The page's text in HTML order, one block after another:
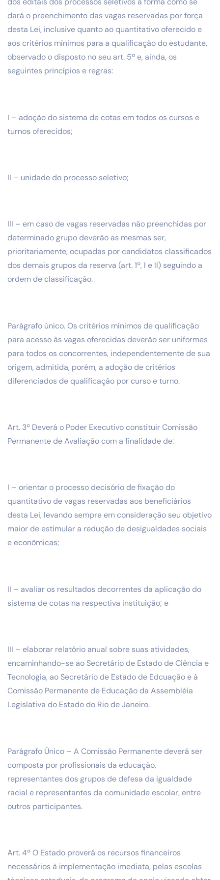
dará o preenchimento das vagas reservadas por força
desta Lei, inclusive quanto ao quantitativo oferecido e
aos critérios mínimos para a qualificação do estudante,
observado o disposto no seu art. 5º e, ainda, os
seguintes princípios e regras:
I – adoção do sistema de cotas em todos os cursos e
turnos oferecidos;
II – unidade do processo seletivo;
III – em caso de vagas reservadas não preenchidas por
determinado grupo deverão as mesmas ser,
prioritariamente, ocupadas por candidatos classificados
dos demais grupos da reserva (art. 1º, I e II) seguindo a
ordem de classificação.
Parágrafo único. Os critérios mínimos de qualificação
para acesso às vagas oferecidas deverão ser uniformes
para todos os concorrentes, independentemente de sua
origem, admitida, porém, a adoção de critérios
diferenciados de qualificação por curso e turno.
Art. 3º Deverá o Poder Executivo constituir Comissão
Permanente de Avaliação com a finalidade de:
I – orientar o processo decisório de fixação do
quantitativo de vagas reservadas aos beneficiários
desta Lei, levando sempre em consideração seu objetivo
maior de estimular a redução de desigualdades sociais
e econômicas;
II – avaliar os resultados decorrentes da aplicação do
sistema de cotas na respectiva instituição; e
III – elaborar relatório anual sobre suas atividades,
encaminhando-se ao Secretário de Estado de Ciência e
Tecnologia, ao Secretário de Estado de Edcuação e à
Comissão Permanente de Educação da Assembléia
Legislativa do Estado do Rio de Janeiro.
Parágrafo Único – A Comissão Permanente deverá ser
composta por profissionais da educação,
representantes dos grupos de defesa da igualdade
racial e representantes da comunidade escolar, entre
outros participantes.
Art. 4º O Estado proverá os recursos financeiros
necessários à implementação imediata, pelas escolas